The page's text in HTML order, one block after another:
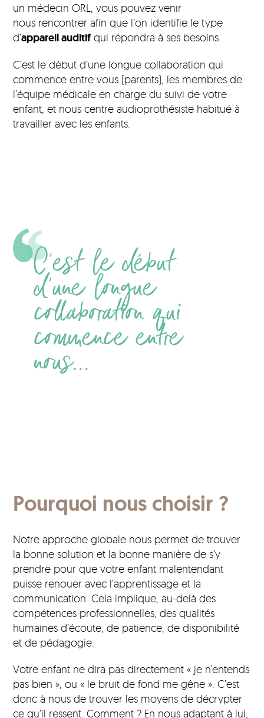
un médecin ORL, vous pouvez venir
nous rencontrer afin que l’on identifie le type
d’appareil auditif qui répondra à ses besoins.
C’est le début d’une longue collaboration qui
commence entre vous (parents), les membres de
l’équipe médicale en charge du suivi de votre
enfant, et nous centre audioprothésiste habitué à
travailler avec les enfants.
C’est le début
d’une longue
collaboration qui
commence entre
nous...
Pourquoi nous choisir ?
Notre approche globale nous permet de trouver
la bonne solution et la bonne manière de s’y
prendre pour que votre enfant malentendant
puisse renouer avec l’apprentissage et la
communication. Cela implique, au-delà des
compétences professionnelles, des qualités
humaines d’écoute, de patience, de disponibilité
et de pédagogie.
Votre enfant ne dira pas directement « je n’entends
pas bien », ou « le bruit de fond me gêne ». C’est
donc à nous de trouver les moyens de décrypter
ce qu’il ressent. Comment ? En nous adaptant à lui,